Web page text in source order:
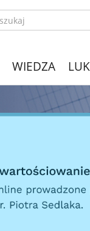
WIEDZA